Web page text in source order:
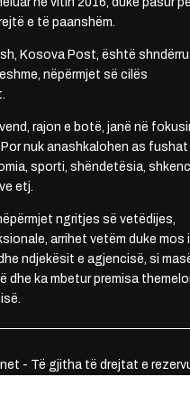
e të paanshëm.
Kosova Post, është
nëpërmjet së cilës
rajon e botë, janë në
nuk anashkalohen as fushat
sporti, shëndetësia,
etj.
ngritjes së vetëdijes,
arrihet vetëm duke mos i
ndjekësit e agjencisë, si
dhe ka mbetur premisa
- Të gjitha të drejtat e